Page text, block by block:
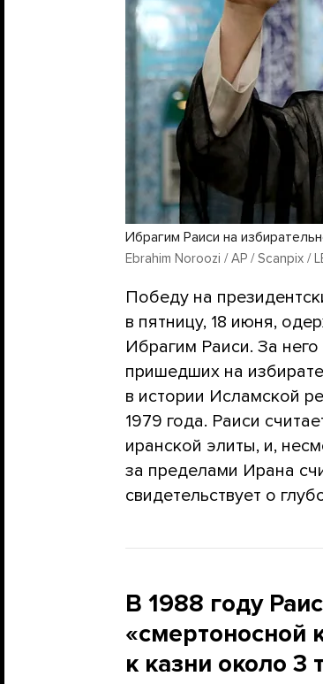
Ибрагим Раиси на
Ebrahim Noroozi / AP / Scanpix /
Победу на
в пятницу, 18 июня,
Ибрагим Раиси. За
пришедших на
в истории Исламской
1979 года. Раиси
иранской элиты, и,
за пределами Ирана
свидетельствует о
В 1988 году
«смертоносной
к казни около